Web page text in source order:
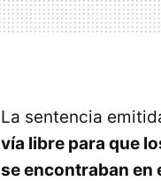
La sentencia
vía libre para que
se encontraban en